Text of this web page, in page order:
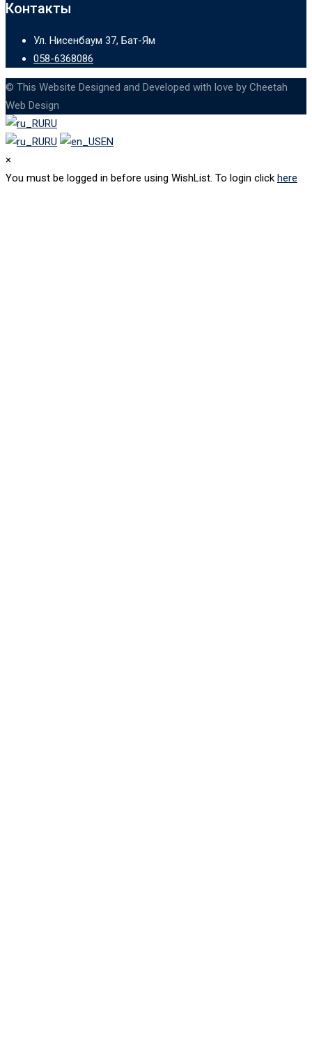
Контакты
Ул. Нисенбаум 37, Бат-Ям
058-6368086
© This Website Designed and Developed with love by Cheetah
Web Design
RU
RU
EN
×
You must be logged in before using WishList. To login click here